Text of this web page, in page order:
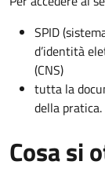
SPID
d’identità
(CNS)
tutta la
della pratica.
Cosa si